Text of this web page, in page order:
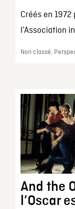
Créés en
l’Association
Non classé,
And the
l’Oscar